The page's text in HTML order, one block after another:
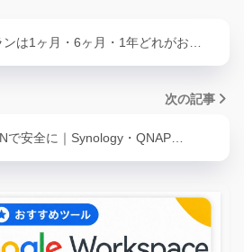
は1ヶ月・6ヶ月・1年どれがお…
次の記事
で安全に｜Synology・QNAP…